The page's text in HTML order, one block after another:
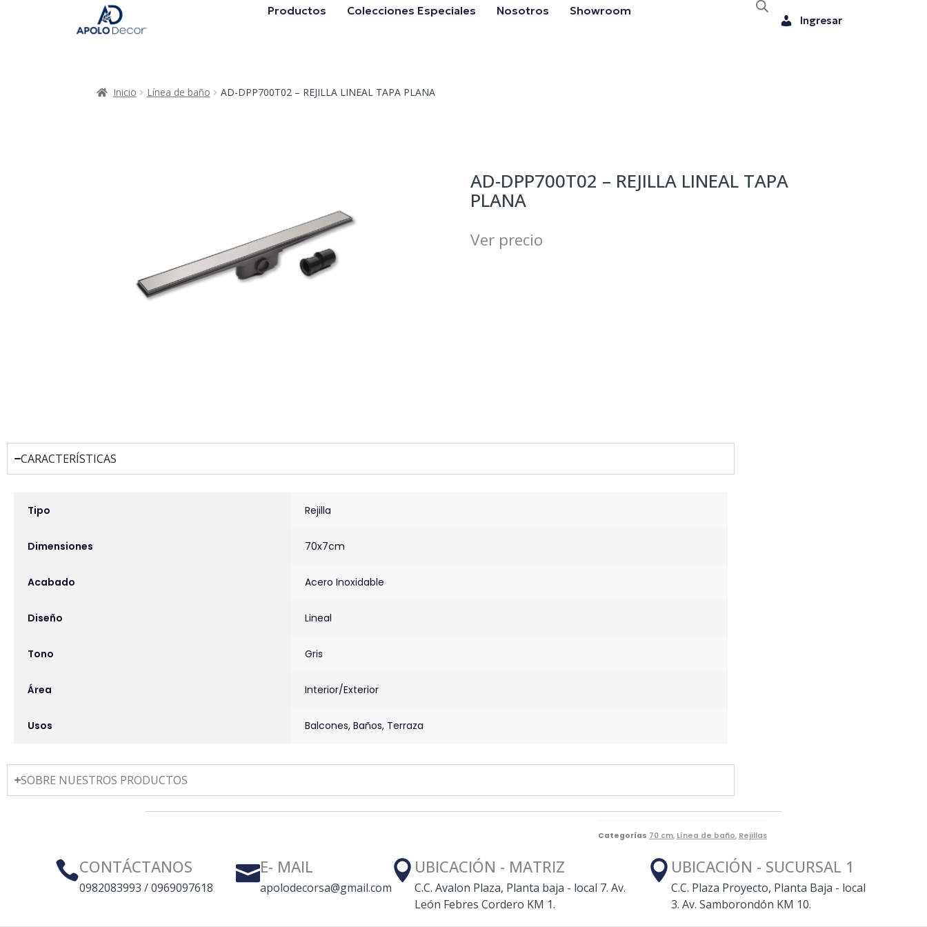
Productos Colecciones Especiales Nosotros Showroom
Ingresar
Inicio Línea de baño AD-DPP700T02 – REJILLA LINEAL TAPA PLANA
AD-DPP700T02 – REJILLA LINEAL TAPA
PLANA
Ver precio
CARACTERÍSTICAS
Tipo Rejilla
Dimensiones 70x7cm
Acabado Acero Inoxidable
Diseño Lineal
Tono Gris
Área Interior/Exterior
Usos Balcones, Baños, Terraza
SOBRE NUESTROS PRODUCTOS
Categorías 70 cm, Línea de baño, Rejillas
CONTÁCTANOS
0982083993 / 0969097618
E- MAIL
apolodecorsa@gmail.com
UBICACIÓN - MATRIZ
C.C. Avalon Plaza, Planta baja - local 7. Av.
León Febres Cordero KM 1.
UBICACIÓN - SUCURSAL 1
C.C. Plaza Proyecto, Planta Baja - local
3. Av. Samborondón KM 10.